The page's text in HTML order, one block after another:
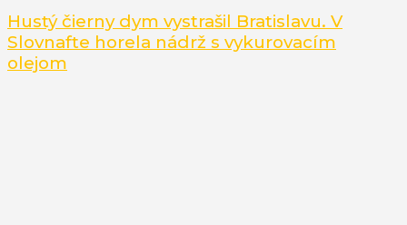
Hustý čierny dym vystrašil Bratislavu. V
Slovnafte horela nádrž s vykurovacím
olejom